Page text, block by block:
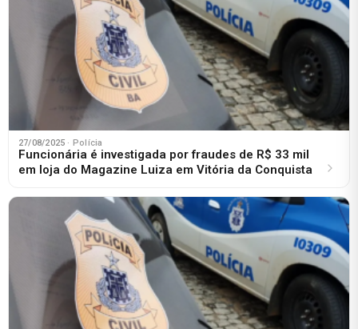
27/08/2025 · Polícia
Funcionária é investigada por fraudes de R$ 33 mil
em loja do Magazine Luiza em Vitória da Conquista